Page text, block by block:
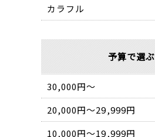
カラフル
予算で選ぶ
30,000円〜
20,000円〜29,999円
10,000円〜19,999円